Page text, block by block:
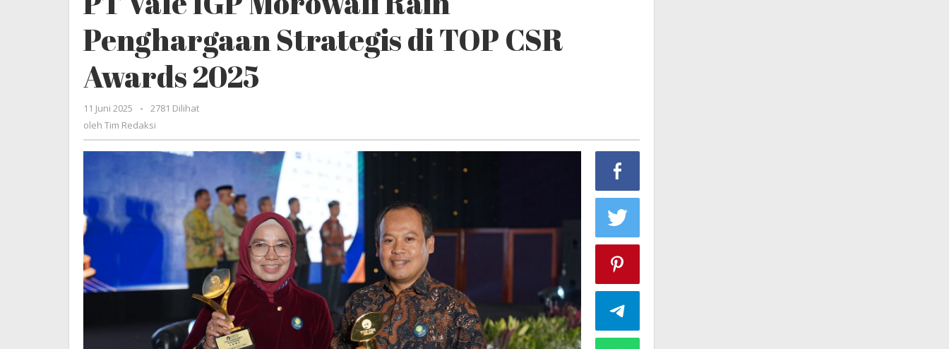
Raih
Penghargaan
Strategis
di
TOP
CSR
Penghargaan Strategis di TOP CSR
Awards 2025
11 Juni 2025
oleh
Tim
-
2781 Dilihat
oleh Tim Redaksi